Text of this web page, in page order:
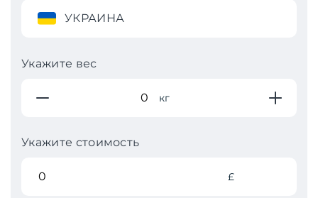
УКРАИНА
Укажите вес
кг
Укажите стоимость
£